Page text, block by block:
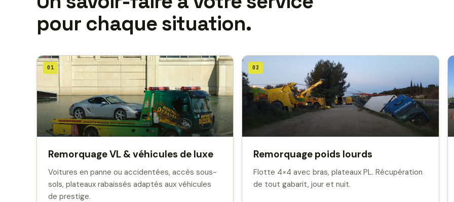
pour chaque situation.
01
Remorquage VL & véhicules de luxe
Voitures en panne ou accidentées, accès sous-
sols, plateaux rabaissés adaptés aux véhicules
de prestige.
02
Remorquage poids lourds
Flotte 4×4 avec bras, plateaux PL. Récupération
de tout gabarit, jour et nuit.